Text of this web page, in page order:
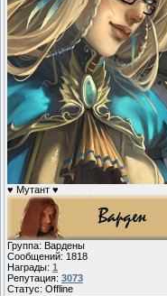
♥ Мутант ♥
Группа: Вардены
Сообщений: 1818
Награды: 1
Репутация: 3073
Статус: Offline